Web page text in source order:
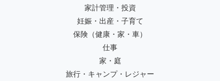
家計管理・投資
妊娠・出産・子育て
保険（健康・家・車）
仕事
家・庭
旅行・キャンプ・レジャー